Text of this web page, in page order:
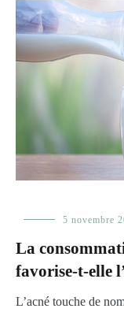
Alimentation ,
soin
de
sa
peau
5 novembre
La
favorise-t-elle
L’acné touche de